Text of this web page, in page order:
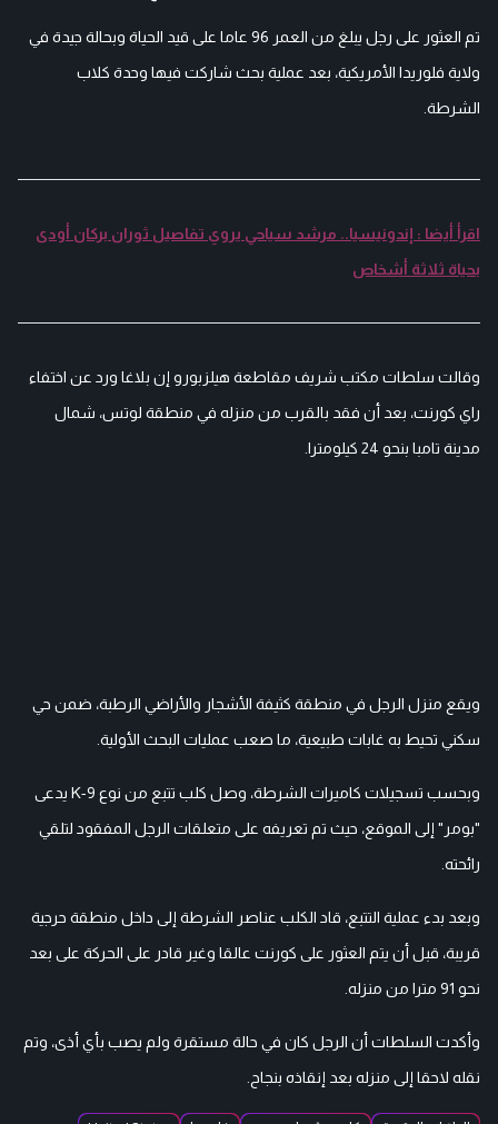
تم العثور على رجل يبلغ من العمر 96 عاما على قيد الحياة وبحالة جيدة في
ولاية فلوريدا الأمريكية، بعد عملية بحث شاركت فيها وحدة كلاب
الشرطة.
اقرأ أيضا : إندونيسيا.. مرشد سياحي يروي تفاصيل ثوران بركان أودى
بحياة ثلاثة أشخاص
وقالت سلطات مكتب شريف مقاطعة هيلزبورو إن بلاغا ورد عن اختفاء
راي كورنت، بعد أن فقد بالقرب من منزله في منطقة لوتس، شمال
مدينة تامبا بنحو 24 كيلومترا.
ويقع منزل الرجل في منطقة كثيفة الأشجار والأراضي الرطبة، ضمن حي
سكني تحيط به غابات طبيعية، ما صعب عمليات البحث الأولية.
وبحسب تسجيلات كاميرات الشرطة، وصل كلب تتبع من نوع K-9 يدعى
"بومر" إلى الموقع، حيث تم تعريفه على متعلقات الرجل المفقود لتلقي
رائحته.
وبعد بدء عملية التتبع، قاد الكلب عناصر الشرطة إلى داخل منطقة حرجية
قريبة، قبل أن يتم العثور على كورنت عالقا وغير قادر على الحركة على بعد
نحو 91 مترا من منزله.
وأكدت السلطات أن الرجل كان في حالة مستقرة ولم يصب بأي أذى، وتم
نقله لاحقا إلى منزله بعد إنقاذه بنجاح.